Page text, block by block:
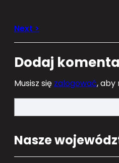
Dodaj
Musisz się zalogować, aby
e
r
c
Nasze